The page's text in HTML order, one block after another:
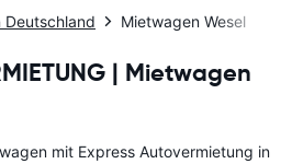
Deutschland Mietwagen Wesel
| Mietwagen
mit Express Autovermietung in